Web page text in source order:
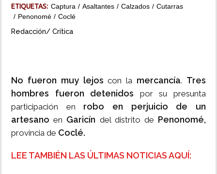
ETIQUETAS: Captura Asaltantes Calzados
Cutarras
Penonomé
Coclé
Redacción/ Crítica
No fueron muy lejos con la mercancía. Tres
hombres fueron detenidos por su presunta
participación en robo en perjuicio de un
artesano en Garicín del distrito de Penonomé,
provincia de Coclé.
LEE TAMBIÉN LAS ÚLTIMAS NOTICIAS AQUÍ: